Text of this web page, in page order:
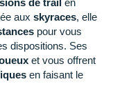
de trail en
aux skyraces, elle
pour vous
dispositions. Ses
et vous offrent
en faisant le